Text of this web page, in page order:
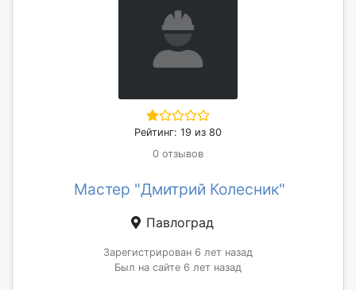
Рейтинг: 19 из 80
0 отзывов
Мастер "Дмитрий Колесник"
Павлоград
Зарегистрирован 6 лет назад
Был на сайте 6 лет назад